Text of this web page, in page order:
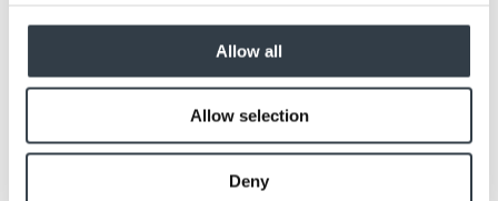
Allow all
Allow selection
Deny
MEDITE VENT
MEDITE MR
MEDITE PREMIER FR